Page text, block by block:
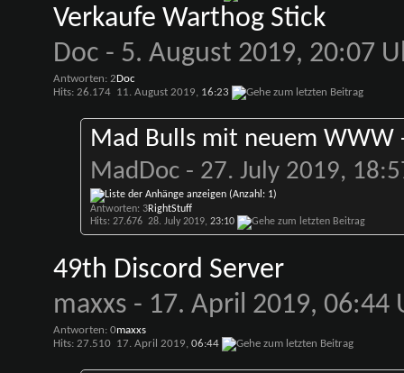
Verkaufe Warthog Stick
Doc - 5. August 2019, 20:07
Antworten: 2
Hits: 26.174
Doc
11. August 2019, 16:23
Mad Bulls mit neuem WWW
MadDoc- 27. July 2019,
Antworten: 3
Hits: 27.676
RightStuff
28. July 2019, 23:10
49th Discord Server
maxxs - 17. April 2019, 06:44
Antworten: 0
Hits: 27.510
maxxs
17. April 2019, 06:44